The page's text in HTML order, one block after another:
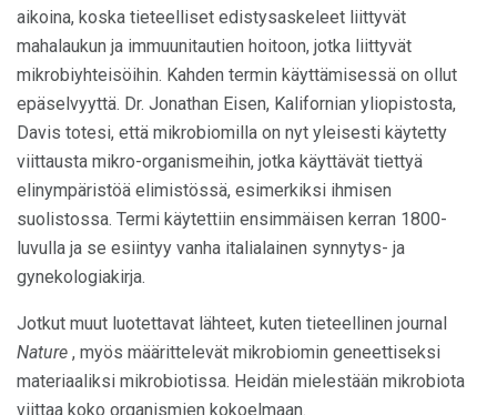
aikoina, koska tieteelliset edistysaskeleet liittyvät
mahalaukun ja immuunitautien hoitoon, jotka liittyvät
mikrobiyhteisöihin. Kahden termin käyttämisessä on ollut
epäselvyyttä. Dr. Jonathan Eisen, Kalifornian yliopistosta,
Davis totesi, että mikrobiomilla on nyt yleisesti käytetty
viittausta mikro-organismeihin, jotka käyttävät tiettyä
elinympäristöä elimistössä, esimerkiksi ihmisen
suolistossa. Termi käytettiin ensimmäisen kerran 1800-
luvulla ja se esiintyy vanha italialainen synnytys- ja
gynekologiakirja.
Jotkut muut luotettavat lähteet, kuten tieteellinen journal
Nature , myös määrittelevät mikrobiomin geneettiseksi
materiaaliksi mikrobiotissa. Heidän mielestään mikrobiota
viittaa koko organismien kokoelmaan.